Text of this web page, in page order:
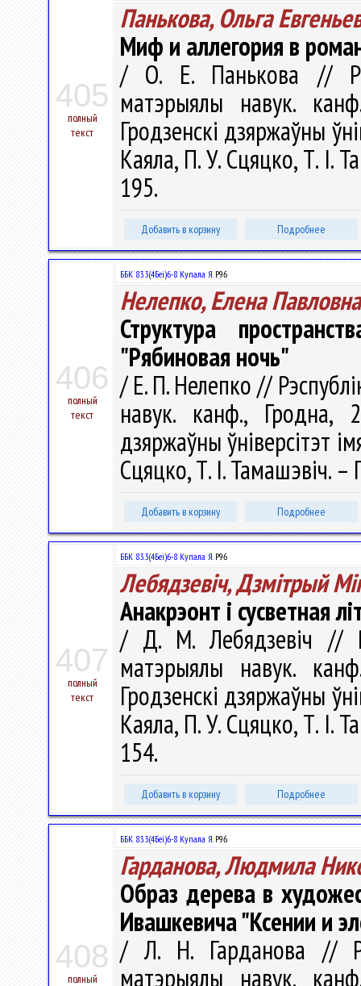
405
полный
текст
Панькова, Ольга
Миф и аллегория в
/ О. Е. Панькова //
матэрыялы навук.
Гродзенскi дзяржаўны
Каяла, П. У. Сцяцко, Т. І.
195.
Добавить в корзину Подробнее
406
полный
текст
ББК 83.3(4Беі)6-8 Купала Я.Р96
Нелепко, Елена Павловна
Структура
"Рябиновая ночь"
/ Е. П. Нелепко //
навук. канф., Гродна,
дзяржаўны ўнiверсітэт
Сцяцко, Т. І. Тамашэвіч.
Добавить в корзину Подробнее
407
полный
текст
ББК 83.3(4Беі)6-8 Купала Я.Р96
Лебядзевіч, Дзмітрый
Анакрэонт і сусветная
/ Д. М. Лебядзевіч //
матэрыялы навук.
Гродзенскi дзяржаўны
Каяла, П. У. Сцяцко, Т. І.
154.
Добавить в корзину Подробнее
408
полный
ББК 83.3(4Беі)6-8 Купала Я.Р96
Гарданова, Людмила
Образ дерева в
Ивашкевича "Ксении и
/ Л. Н. Гарданова //
матэрыялы навук.